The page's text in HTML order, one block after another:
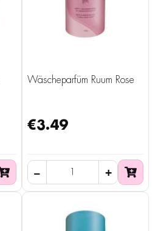
Wäscheparfüm Ruum Rose
€3.49